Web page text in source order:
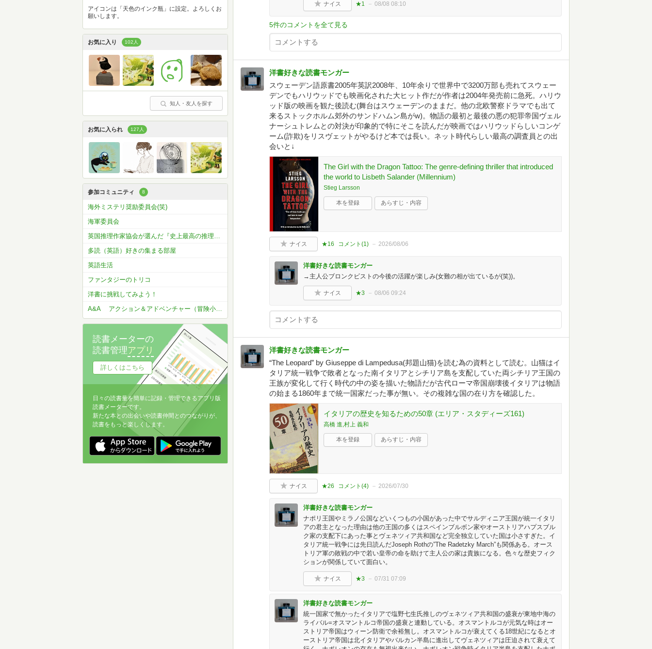
ナイス ★1 08/08 08:10
5件のコメントを全て見る
洋書好きな読書モンガー
スウェーデン語原書2005年英訳2008年、10年余りで世界中で3200万部も売れてスウェー
デンでもハリウッドでも映画化された大ヒット作だが作者は2004年発売前に急死。ハリウ
ッド版の映画を観た後読む(舞台はスウェーデンのままだ。他の北欧警察ドラマでも出て
来るストックホルム郊外のサンドハムン島がw)。物語の最初と最後の悪の犯罪帝国ヴェル
ナーシュトレムとの対決が印象的で特にそこを読んだが映画ではハリウッドらしいコンゲ
ーム(詐欺)をリスヴェットがやるけど本では長い。ネット時代らしい最高の調査員との出
会いと↓
The Girl with the Dragon Tattoo: The genre-defining thriller that introduced
the world to Lisbeth Salander (Millennium)
Stieg Larsson
本を登録 あらすじ・内容
ナイス ★16 コメント(1 ) 2026/08/06
洋書好きな読書モンガー
→主人公ブロンクビストの今後の活躍が楽しみ(女難の相が出ているが(笑))。
ナイス ★3 08/06 09:24
洋書好きな読書モンガー
“The Leopard” by Giuseppe di Lampedusa(邦題山猫)を読む為の資料として読む。山猫はイ
タリア統一戦争で敗者となった南イタリアとシチリア島を支配していた両シチリア王国の
王族が変化して行く時代の中の姿を描いた物語だが古代ローマ帝国崩壊後イタリアは物語
の始まる1860年まで統一国家だった事が無い。その複雑な国の在り方を確認した。
イタリアの歴史を知るための50章 (エリア・スタディーズ161)
高橋 進,村上 義和
本を登録 あらすじ・内容
ナイス ★26 コメント(4) 2026/07/30
洋書好きな読書モンガー
ナポリ王国やミラノ公国などいくつもの小国があった中でサルディニア王国が統一イタリ
アの君主となった理由は他の王国の多くはスペインブルボン家やオーストリアハプスブル
ク家の支配下にあった事とヴェネツィア共和国など完全独立していた国は小さすぎた。イ
タリア統一戦争には先日読んだJoseph Rothの”The Radetzky March”も関係ある。オース
トリア軍の敗戦の中で若い皇帝の命を助けて主人公の家は貴族になる。色々な歴史フィク
ションが関係していて面白い。
ナイス ★3 07/31 07:09
洋書好きな読書モンガー
統一国家で無かったイタリアで塩野七生氏推しのヴェネツィア共和国の盛衰が東地中海の
ライバル=オスマントルコ帝国の盛衰と連動している。オスマントルコが元気な時はオー
ストリア帝国はウィーン防衛で余裕無し。オスマントルコが衰えてくる18世紀になるとオ
ーストリア帝国は北イタリアやバルカン半島に進出してヴェネツィアは圧迫されて衰えて
アイコンは「天色のインク瓶」に設定。よろしくお
願いします。
お気に入り 102人
知人・友人を探す
お気に入られ 127人
参加コミュニティ 8
海外ミステリ奨励委員会(笑)
海軍委員会
英国推理作家協会が選んだ『史上最高の推理小説100冊』を読破しよう！
多読（英語）好きの集まる部屋
英語生活
ファンタジーのトリコ
洋書に挑戦してみよう！
A&A アクション＆アドベンチャー（冒険小説愛好会）
読書メーターの
読書管理アプリ
詳しくはこちら
日々の読書量を簡単に記録・管理できるアプリ版
読書メーターです。
新たな本との出会いや読書仲間とのつながりが、
読書をもっと楽しくします。